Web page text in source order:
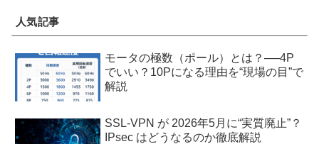
人気記事
モータの極数（ポール）とは？──4P
でいい？10Pになる理由を“現場の目”で
解説
SSL-VPN が 2026年5月に“実質廃止”？
IPsec はどうなるのか徹底解説